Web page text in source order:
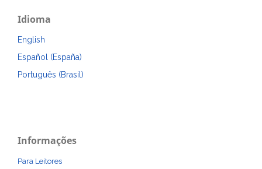
Idioma
English
Español (España)
Português (Brasil)
Informações
Para Leitores